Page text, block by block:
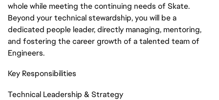
whole while meeting the continuing needs of Skate.
Beyond your technical stewardship, you will be a
dedicated people leader, directly managing, mentoring,
and fostering the career growth of a talented team of
Engineers.
Key Responsibilities
Technical Leadership & Strategy